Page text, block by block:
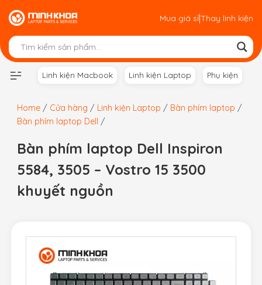
Skip
to
content
Mua giá sỉ|Thay linh kiện
Linh kiện Macbook Linh kiện Laptop Phụ kiện
Home / Cửa hàng / Linh kiện Laptop / Bàn phím laptop /
Bàn phím laptop Dell /
Bàn phím laptop Dell Inspiron
5584, 3505 – Vostro 15 3500
khuyết nguồn